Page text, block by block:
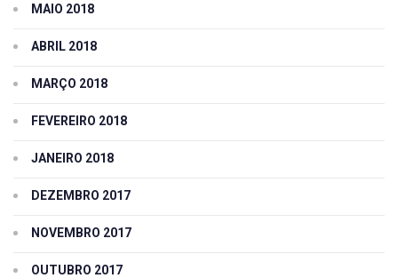
MAIO 2018
ABRIL 2018
MARÇO 2018
FEVEREIRO 2018
JANEIRO 2018
DEZEMBRO 2017
NOVEMBRO 2017
OUTUBRO 2017